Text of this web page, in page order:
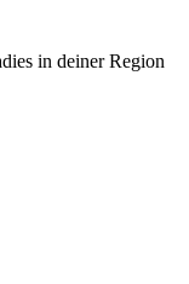
in deiner Region